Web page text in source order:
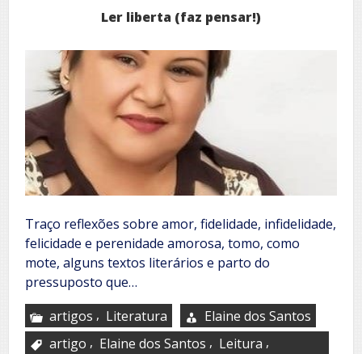
Ler liberta (faz pensar!)
Traço reflexões sobre amor, fidelidade, infidelidade,
felicidade e perenidade amorosa, tomo, como
mote, alguns textos literários e parto do
pressuposto que…
artigos , Literatura
Elaine dos Santos
artigo , Elaine dos Santos , Leitura ,